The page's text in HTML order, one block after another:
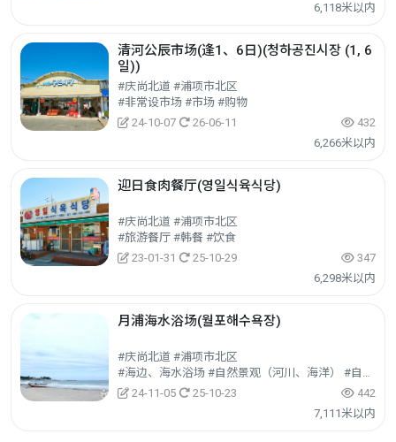
6,118米以内
清河公辰市场(逢1、6日)(청하공진시장 (1, 6
일))
#庆尚北道 #浦项市北区
#非常设市场 #市场 #购物
24-10-07
26-06-11
432
6,266米以内
迎日食肉餐厅(영일식육식당)
#庆尚北道 #浦项市北区
#旅游餐厅 #韩餐 #饮食
23-01-31
25-10-29
347
6,298米以内
月浦海水浴场(월포해수욕장)
#庆尚北道 #浦项市北区
#海边、海水浴场 #自然景观（河川、海洋） #自然旅游
24-11-05
25-10-23
442
7,111米以内